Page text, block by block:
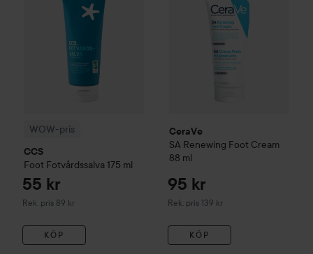
WOW-pris
CCS
Foot Fotvårdssalva 175 ml
55 kr
Rek. pris 89 kr
Rekommenderat pris 89 kr
KÖP
CeraVe
SA Renewing Foot Cream
88 ml
95 kr
Rek. pris 139 kr
Rekommenderat pris 139 kr
KÖP